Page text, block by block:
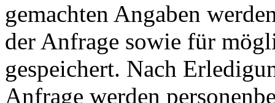
gemachten Angaben
der Anfrage sowie für
gespeichert. Nach
Anfrage werden